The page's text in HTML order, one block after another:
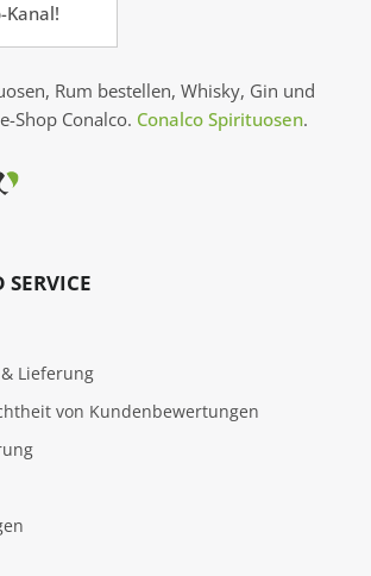
Kanal!
Rum bestellen, Whisky, Gin und
Shop Conalco. Conalco Spirituosen.
Lieferung
von Kundenbewertungen